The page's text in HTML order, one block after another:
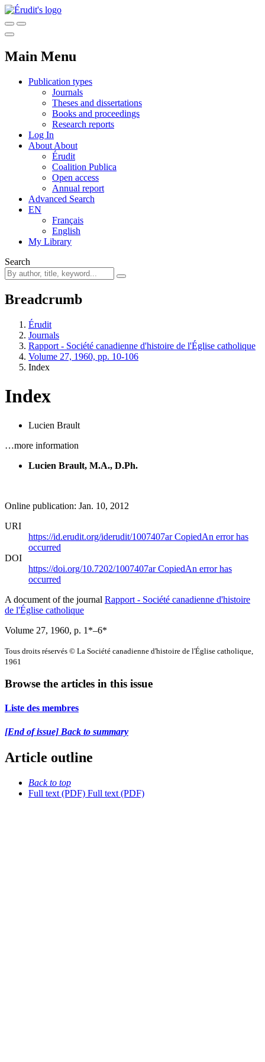
Main Menu
Publication types
Journals
Theses and dissertations
Books and proceedings
Research reports
Log In
About About
Érudit
Coalition Publica
Open access
Annual report
Advanced Search
EN
Français
English
My Library
Search
Breadcrumb
Érudit
Journals
Rapport - Société canadienne d'histoire de l'Église catholique
Volume 27, 1960, pp. 10-106
Index
Index
Lucien Brault
…more information
Lucien Brault, M.A., D.Ph.
Online publication: Jan. 10, 2012
URI
https://id.erudit.org/iderudit/1007407arCopiedAn error has
occurred
DOI
https://doi.org/10.7202/1007407arCopiedAn error has
occurred
A document of the journal Rapport - Société canadienne d'histoire
de l'Église catholique
Volume 27, 1960, p. 1*–6*
Tous droits réservés © La Société canadienne d'histoire de l'Église catholique,
1961
Browse the articles in this issue
Liste des membres
[End of issue] Back to summary
Article outline
Back to top
Full text (PDF) Full text (PDF)